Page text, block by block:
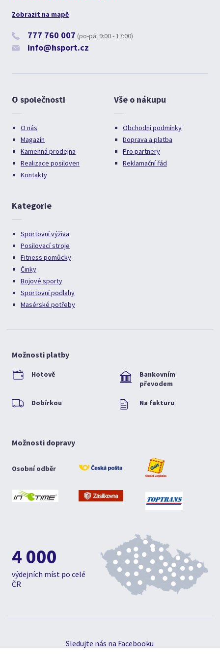
Zobrazit na mapě
777 760 007 (po-pá: 9:00 - 17:00)
info@hsport.cz
O společnosti
O nás
Magazín
Kamenná prodejna
Realizace posiloven
Kontakty
Vše o nákupu
Obchodní podmínky
Doprava a platba
Pro partnery
Reklamační řád
Kategorie
Sportovní výživa
Posilovací stroje
Fitness pomůcky
Činky
Bojové sporty
Sportovní podlahy
Masérské potřeby
Možnosti platby
Hotově
Bankovním
převodem
Dobírkou Na fakturu
Možnosti dopravy
Osobní odběr
4 000
výdejních míst po celé
ČR
Sledujte nás na Facebooku